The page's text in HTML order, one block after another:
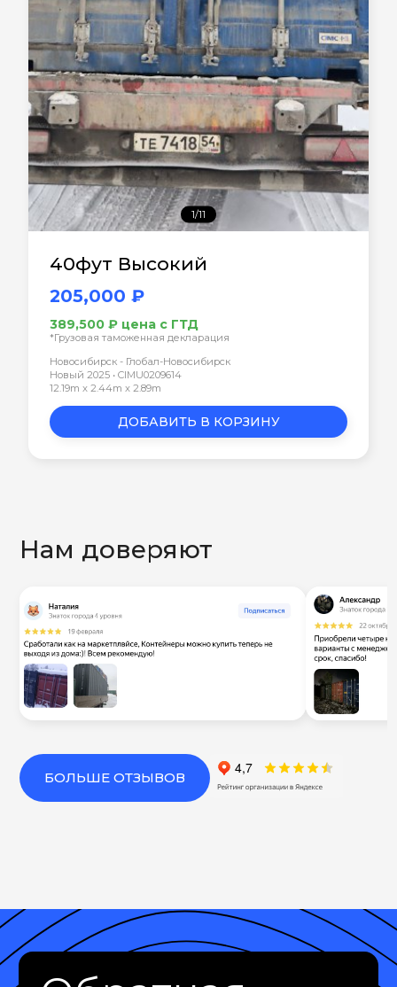
1/11
40фут Высокий
205,000 ₽
389,500 ₽ цена с ГТД
*Грузовая таможенная декларация
Новосибирск - Глобал-Новосибирск
Новый 2025 • CIMU0209614
12.19m x 2.44m x 2.89m
ДОБАВИТЬ В КОРЗИНУ
Нам доверяют
БОЛЬШЕ ОТЗЫВОВ